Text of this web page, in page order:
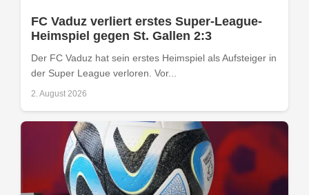
FC Vaduz verliert erstes Super-League-
Heimspiel gegen St. Gallen 2:3
Der FC Vaduz hat sein erstes Heimspiel als Aufsteiger in
der Super League verloren. Vor...
2. August 2026